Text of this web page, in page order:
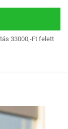
33000,-Ft felett